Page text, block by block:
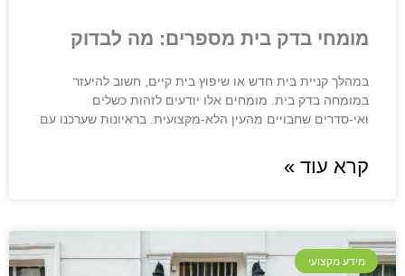
מומחי בדק בית מספרים: מה לבדוק
במהלך קניית בית חדש או שיפוץ בית קיים, חשוב להיעזר
במומחה בדק בית. מומחים אלו יודעים לזהות כשלים
ואי-סדרים שחבויים מהעין הלא-מקצועית. בראיונות שערכנו עם
קרא עוד »
מידע מקצועי